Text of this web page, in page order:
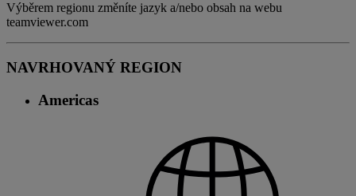
Výběrem regionu změníte jazyk a/nebo obsah na webu
teamviewer.com
NAVRHOVANÝ REGION
Americas